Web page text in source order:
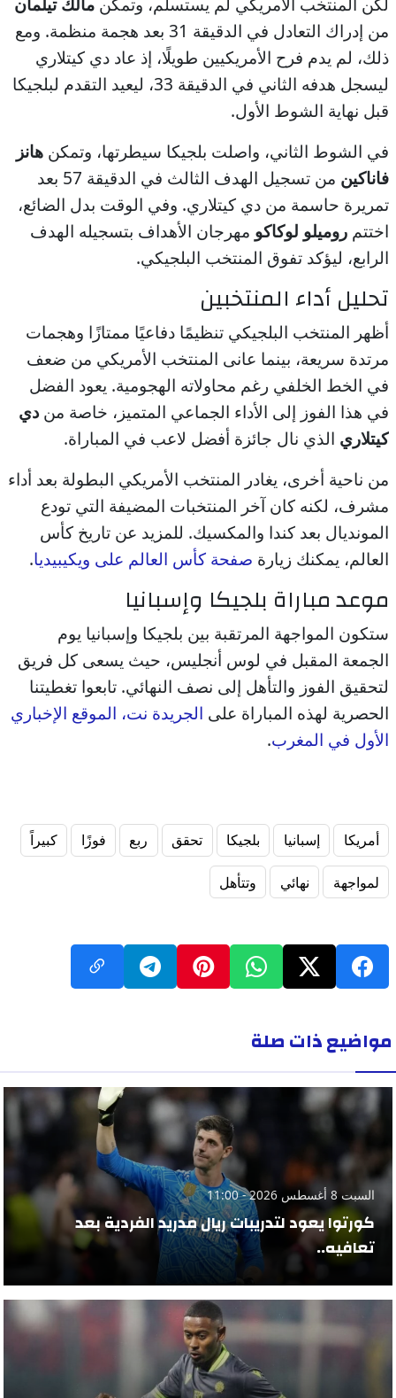
من إدراك التعادل في الدقيقة 31 بعد هجمة منظمة. ومع
ذلك، لم يدم فرح الأمريكيين طويلًا، إذ عاد دي كيتلاري
ليسجل هدفه الثاني في الدقيقة 33، ليعيد التقدم لبلجيكا
قبل نهاية الشوط الأول.
في الشوط الثاني، واصلت بلجيكا سيطرتها، وتمكن هانز
فاناكين
من تسجيل الهدف الثالث في الدقيقة 57 بعد
تمريرة حاسمة من دي كيتلاري. وفي الوقت بدل الضائع،
اختتم روميلو لوكاكو مهرجان الأهداف بتسجيله الهدف
الرابع، ليؤكد تفوق المنتخب البلجيكي.
تحليل أداء المنتخبين
أظهر المنتخب البلجيكي تنظيمًا دفاعيًا ممتازًا وهجمات
مرتدة سريعة، بينما عانى المنتخب الأمريكي من ضعف
في الخط الخلفي رغم محاولاته الهجومية. يعود الفضل
في هذا الفوز إلى الأداء الجماعي المتميز، خاصة مندي
كيتلاري الذي نال جائزة أفضل لاعب في المباراة.
من ناحية أخرى، يغادر المنتخب الأمريكي البطولة بعد أداء
مشرف، لكنه كان آخر المنتخبات المضيفة التي تودع
المونديال بعد كندا والمكسيك. للمزيد عن تاريخ كأس
العالم، يمكنك زيارة صفحة كأس العالم على ويكيبيديا.
موعد مباراة بلجيكا وإسبانيا
ستكون المواجهة المرتقبة بين بلجيكا وإسبانيا يوم
الجمعة المقبل في لوس أنجليس، حيث يسعى كل فريق
لتحقيق الفوز والتأهل إلى نصف النهائي. تابعوا تغطيتنا
الحصرية لهذه المباراة على الجريدة نت، الموقع الإخباري
الأول في المغرب.
أمريكا إسبانيا بلجيكا تحقق ربع فوزًا كبيراً
لمواجهة نهائي وتتأهل
مواضيع ذات صلة
السبت 8 أغسطس 2026 - 11:00
كورتوا يعود لتدريبات ريال مدريد الفردية بعد
تعافيه..